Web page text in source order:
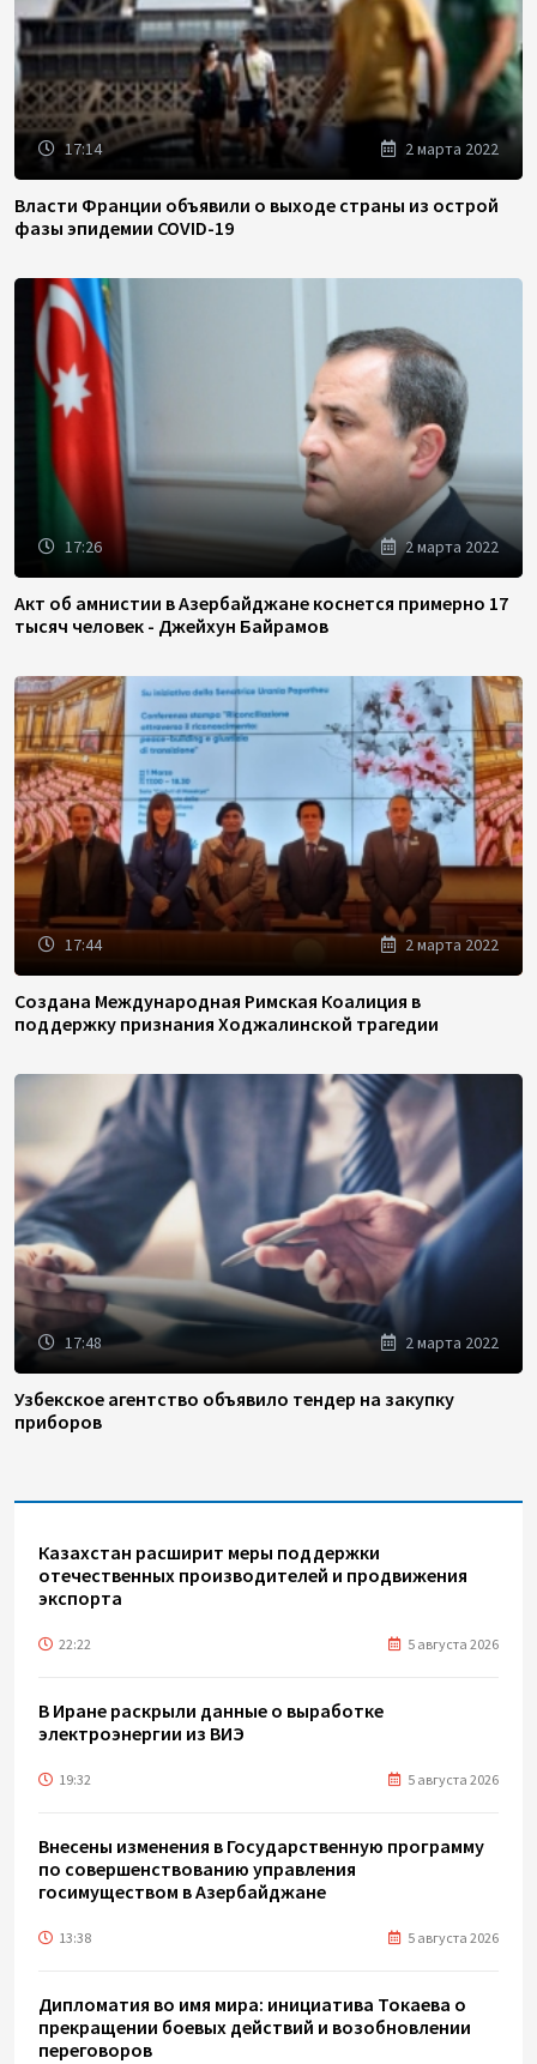
17:14 2 марта 2022
Власти Франции объявили о выходе страны из острой
фазы эпидемии COVID-19
17:26 2 марта 2022
Акт об амнистии в Азербайджане коснется примерно 17
тысяч человек - Джейхун Байрамов
17:44 2 марта 2022
Создана Международная Римская Коалиция в
поддержку признания Ходжалинской трагедии
17:48 2 марта 2022
Узбекское агентство объявило тендер на закупку
приборов
Казахстан расширит меры поддержки
отечественных производителей и продвижения
экспорта
22:22 5 августа 2026
В Иране раскрыли данные о выработке
электроэнергии из ВИЭ
19:32 5 августа 2026
Внесены изменения в Государственную программу
по совершенствованию управления
госимуществом в Азербайджане
13:38 5 августа 2026
Дипломатия во имя мира: инициатива Токаева о
прекращении боевых действий и возобновлении
переговоров